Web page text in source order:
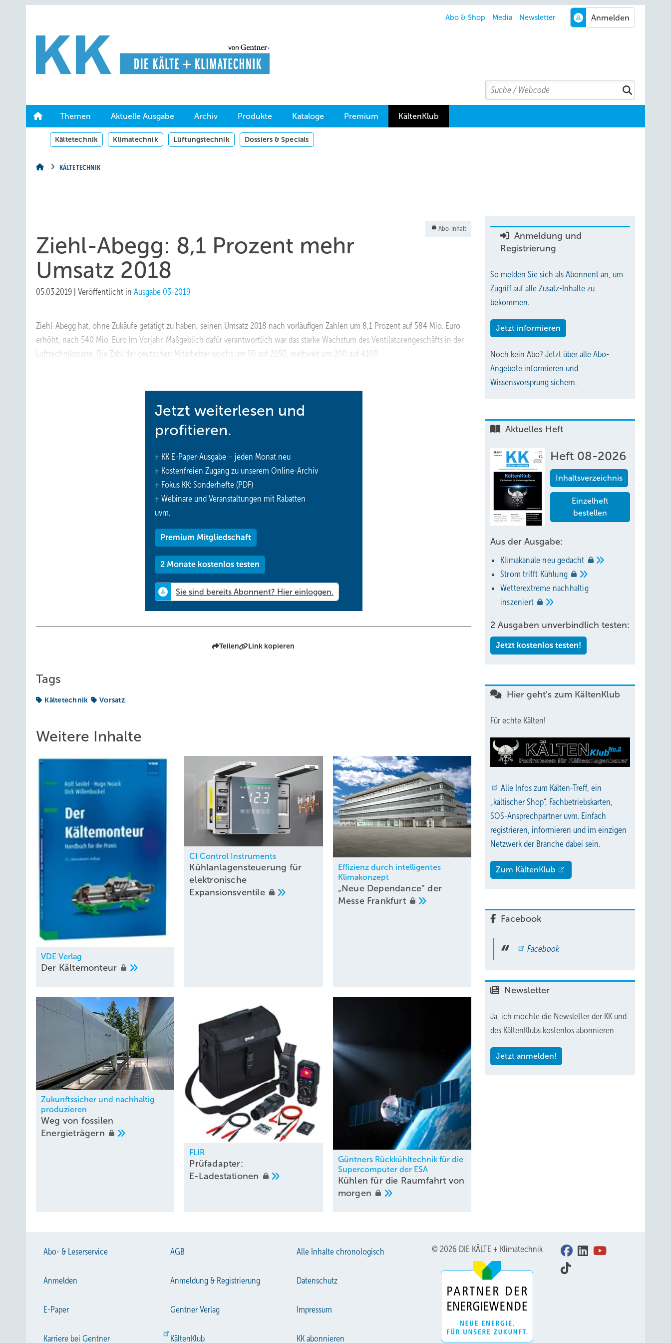
Hauptinhalt
Hauptmenü
Abo & Shop Media Newsletter
Search
Suchen
Themen Aktuelle Ausgabe Archiv Produkte Kataloge Premium KältenKlub
Kältetechnik Klimatechnik Lüftungstechnik Dossiers & Specials
KÄLTETECHNIK
Abo-Inhalt
Ziehl-Abegg: 8,1 Prozent mehr
Umsatz 2018
05.03.2019 Veröffentlicht in Ausgabe 03-2019
Ziehl-Abegg hat, ohne Zukäufe getätigt zu haben, seinen Umsatz 2018 nach vorläufigen Zahlen um 8,1 Prozent auf 584 Mio. Euro
erhöht, nach 540 Mio. Euro im Vorjahr. Maßgeblich dafür verantwortlich war das starke Wachstum des Ventilatorengeschäfts in der
Lufttechniksparte. Die Zahl der deutschen Mitarbeiter wuchs um 50 auf 2250, weltweit um 200 auf 4100.
Jetzt weiterlesen und
profitieren.
+ KK E-Paper-Ausgabe – jeden Monat neu
+ Kostenfreien Zugang zu unserem Online-Archiv
+ Fokus KK: Sonderhefte (PDF)
+ Webinare und Veranstaltungen mit Rabatten
uvm.
Premium Mitgliedschaft
2 Monate kostenlos testen
Teilen Link kopieren
Tags
Kältetechnik Vorsatz
Weitere Inhalte
VDE Verlag
Der Kältemonteur
CI Control Instruments
Kühlanlagensteuerung für
elektronische
Expansionsventile
Effizienz durch intelligentes
Klimakonzept
„Neue Dependance“ der
Messe Frankfurt
Zukunftssicher und nachhaltig
produzieren
Weg von fossilen
Energieträgern
FLIR
Prüfadapter:
E-Ladestationen
Güntners Rückkühltechnik für die
Supercomputer der ESA
Kühlen für die Raumfahrt von
morgen
Anmeldung und
Registrierung
So melden Sie sich als Abonnent an, um
Zugriff auf alle Zusatz-Inhalte zu
bekommen.
Jetzt informieren
Noch kein Abo? Jetzt über alle Abo-
Angebote informieren und
Wissensvorsprung sichern.
Aktuelles Heft
Heft 08-2026
Inhaltsverzeichnis
Einzelheft
bestellen
Aus der Ausgabe:
Klimakanäle neugedacht
Strom trifft Kühlung
Wetterextreme nachhaltig
inszeniert
2 Ausgaben unverbindlich testen:
Jetzt kostenlos testen!
Hier geht's zum KältenKlub
Für echte Kälten!
Alle Infos zum Kälten-Treff, ein
„kältischer Shop“, Fachbetriebskarten,
SOS-Ansprechpartner uvm. Einfach
registrieren, informieren und im einzigen
Netzwerk der Branche dabei sein.
Zum KältenKlub
Facebook
Facebook
Newsletter
Ja, ich möchte die Newsletter der KK und
des KältenKlubs kostenlos abonnieren
Jetzt anmelden!
Abo- & Leserservice AGB Alle Inhalte chronologisch
Anmelden Anmeldung & Registrierung Datenschutz
E-Paper Gentner Verlag Impressum
Karriere bei Gentner KältenKlub KK abonnieren
© 2026 DIE KÄLTE + Klimatechnik